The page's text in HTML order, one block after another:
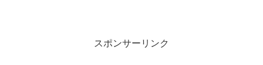
スポンサーリンク